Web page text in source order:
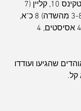
ריבאונדים) וד. ג'ונס (3-8 מהשדה) 8 כ"א,
ל-2,000 האוהדים שהגיעו ועודדו
קל.